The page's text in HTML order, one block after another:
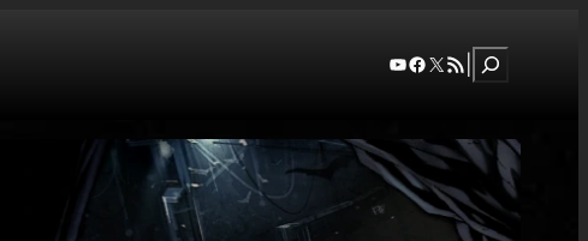
YouTube
Facebook
X RSS FeedSzukaj